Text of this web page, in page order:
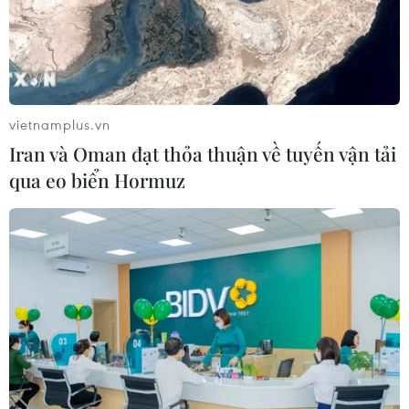
Yemen có thể trở thành mặt
trận quyết định của xung đột Mỹ-
Iran?
02/08/2026 13:33
Israel hoài nghi việc Hamas giải giáp
theo thỏa thuận Gaza
02/08/2026 13:32
Xung đột tại Trung Đông: Mỹ và
Israel nêu điều kiện tạm hoãn tấn
công Iran
02/08/2026 04:18
vietnamplus.vn
Iran và Oman đạt thỏa thuận về tuyến vận tải
qua eo biển Hormuz